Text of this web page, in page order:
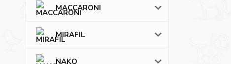
MACCARONI
MIRAFIL
NAKO